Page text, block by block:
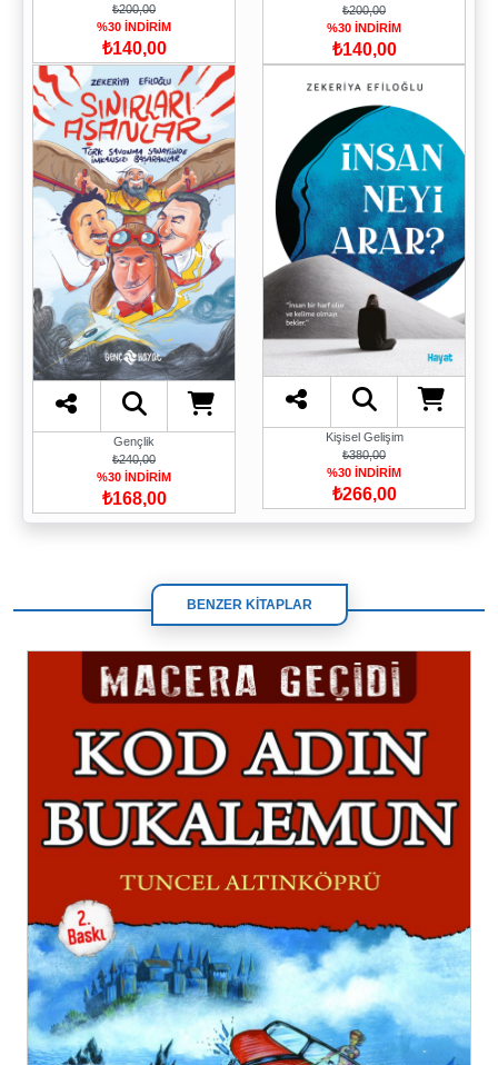
₺200,00
%30 İNDİRİM
₺140,00
₺200,00
%30 İNDİRİM
₺140,00
Gençlik
₺240,00
%30 İNDİRİM
₺168,00
Kişisel Gelişim
₺380,00
%30 İNDİRİM
₺266,00
BENZER KİTAPLAR